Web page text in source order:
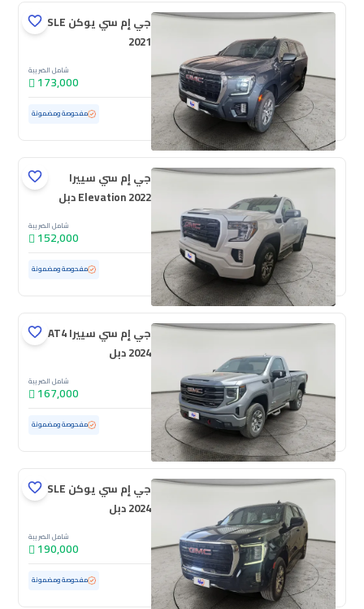
جي إم سي يوكن SLE
2021
شامل الضريبة
173,000
مستعملة 74,246 كم ممشى قليل مفحوصة ومضمونة
جي إم سي سييرا
Elevation 2022 دبل
شامل الضريبة
152,000
مستعملة 50,555 كم ممشى قليل مفحوصة ومضمونة
جي إم سي سييرا AT4
2024 دبل
شامل الضريبة
167,000
مستعملة 93,793 كم مفحوصة ومضمونة
جي إم سي يوكن SLE
2024 دبل
شامل الضريبة
190,000
مستعملة 65,560 كم مفحوصة ومضمونة